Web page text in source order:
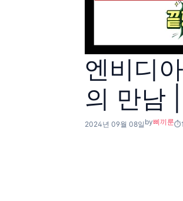
엔비디
의 만남
2024년 09월 08일 by삐끼룬